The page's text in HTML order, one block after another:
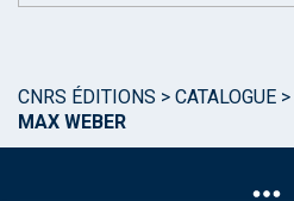
CNRS ÉDITIONS > CATALOGUE >
MAX WEBER